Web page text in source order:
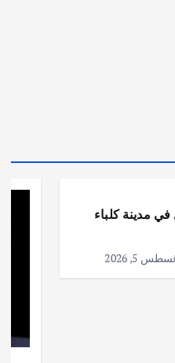
مدينة كلباء
5, 2026